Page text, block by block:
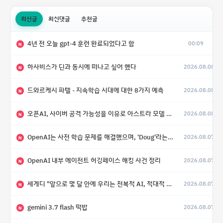
최신글 최신댓글 추천글
N 4년 전 오늘 gpt-4 훈련 완료되었다고 함 00:09
N 하사비스가 딘과 동시에 떠나고 싶어 했다 2026.08.08
N 드와르케시 파텔 - 지속학습 시대에 대한 8가지 예측 2026.08.08
N 오픈AI, 사이버 공격 가능성을 이유로 아스트라 모델 출시 연기 2026.08.08
N OpenAI는 사전 학습 문제를 해결했으며, 'Doug'라는 코드명을 가진 훨씬 더 큰 모델을 활발히 개발 중 2026.08.07
N OpenAI 내부 에이전트 허깅페이스 해킹 사건 정리 2026.08.07
N 세게디 "앞으로 몇 달 안에 우리는 전복적 AI, 적대적 AI 둘 다 보게 될 것" 2026.08.07
N gemini 3.7 flash 떡밥 2026.08.07